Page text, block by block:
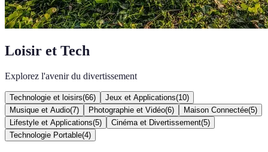
Loisir et Tech
Explorez l'avenir du divertissement
Technologie et loisirs(66) Jeux et Applications(10)
Musique et Audio(7) Photographie et Vidéo(6) Maison Connectée(5)
Lifestyle et Applications(5) Cinéma et Divertissement(5)
Technologie Portable(4)